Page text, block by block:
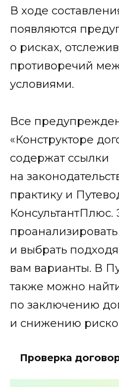
В ходе
появляются
о рисках,
противоречий
условиями.
Все
«Конструкторе
содержат ссылки
на
практику и
КонсультантПлюс.
и выбрать
вам варианты. В
также можно
по заключению
и снижению
Проверка